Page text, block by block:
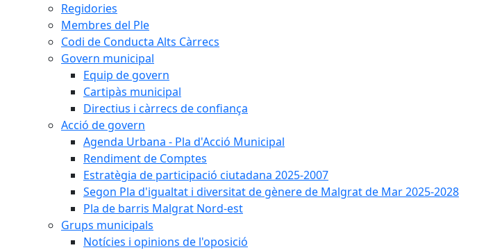
Regidories
Membres del Ple
Codi de Conducta Alts Càrrecs
Govern municipal
Equip de govern
Cartipàs municipal
Directius i càrrecs de confiança
Acció de govern
Agenda Urbana - Pla d'Acció Municipal
Rendiment de Comptes
Estratègia de participació ciutadana 2025-2007
Segon Pla d'igualtat i diversitat de gènere de Malgrat de Mar 2025-2028
Pla de barris Malgrat Nord-est
Grups municipals
Notícies i opinions de l'oposició